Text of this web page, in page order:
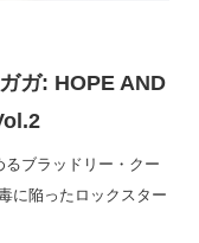
ガ: HOPE AND
ブラッドリー・クー
に陥ったロックスター